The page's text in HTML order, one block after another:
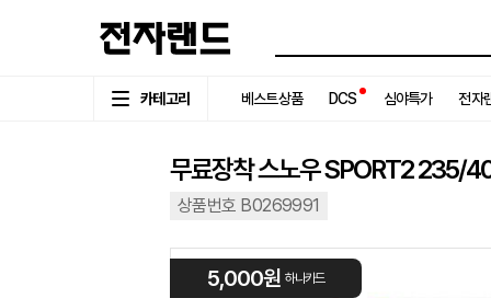
카테고리 베스트상품 DCS 심야특가 전자
무료장착 스노우 SPORT2 235/
상품번호 B0269991
5,000원 하나카드